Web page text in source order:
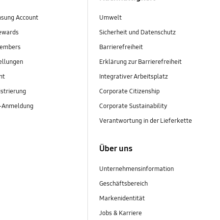
Account
Umwelt
Sicherheit und Datenschutz
Barrierefreiheit
Erklärung zur Barrierefreiheit
Integrativer Arbeitsplatz
Corporate Citizenship
Corporate Sustainability
Verantwortung in der Lieferkette
Über uns
Unternehmensinformation
Geschäftsbereich
Markenidentität
Jobs & Karriere